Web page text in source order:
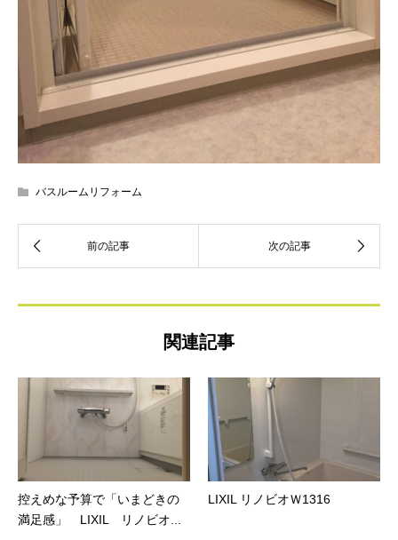
バスルームリフォーム
関連記事
控えめな予算で「いまどきの
満足感」 LIXIL リノビオ...
LIXIL リノビオＷ1316